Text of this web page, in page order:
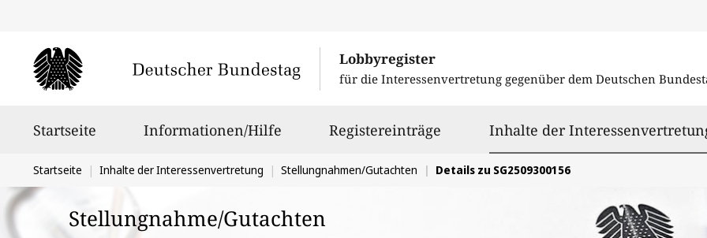
Lobbyregister
für die Interessenvertretung gegenüber dem Deutschen
Startseite Informationen/Hilfe Registereinträge Inhalte der
Sie
befinden
sich
Startseite Inhalte der Interessenvertretung Stellungnahmen/Gutachten Details zu SG2509300156
Stellungnahme/Gutachten